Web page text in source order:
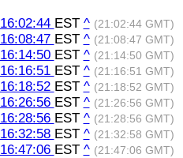
16:02:44 EST ^ (21:02:44 GMT)
16:08:47 EST ^ (21:08:47 GMT)
16:14:50 EST ^ (21:14:50 GMT)
16:16:51 EST ^ (21:16:51 GMT)
16:18:52 EST ^ (21:18:52 GMT)
16:26:56 EST ^ (21:26:56 GMT)
16:28:56 EST ^ (21:28:56 GMT)
16:32:58 EST ^ (21:32:58 GMT)
16:47:06 EST ^ (21:47:06 GMT)